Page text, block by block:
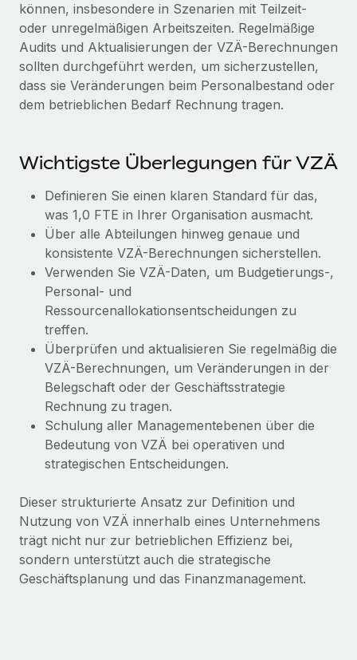
Background-Checks
Einfacheres Bewerber:innen-Screening
Compliance Watchtower
Lückenlose Compliance
Geräten
Gründung von Niederlassungen
Schnelle, rechtssichere Gründung von
Niederlassungen
Mobilität und Relocation
Mühelose Relocation von Mitarbeiter:innen
Benefits
Mühelose Verwaltung von Benefits
FALLSTUDIEN
So hat der KI-Vorreiter Weaviate sein Team mit
Remote um 120 % vergrößert
Weaviate auf einen Blick Weaviate entwickelt KI-basierte
Revolution des Enterprise Contractor
Managements – die Erfolgsgeschichte einer
globalen Content-Agentur mit Remote
Auf einen Blick Erfahre mehr über die unglaubliche
Transformation einer weltweit erfolgreichen...
Mehr erfahren
Hol dir Unterstützung
Alle Ressourcen anzeigen
BLOG
Steuern
Den Blog erkunden
BLOG
Neues zu Remote-Produkten: Integration mit
Gusto und Zero und Contractor Management
Plus
Auch im neuen Jahr wollen wir bei Remote Unternehmen
aller Größen dabei unterstützen, die beste...
Mehr erfahren
Wie Phiture 55 Mitarbeiter:innen in 19 Ländern
mit Remote verwaltet
Phiture ist der unumstrittene Marktführer im Bereich der
Wachstumsberatung für mobile Apps. Das...
können, insbesondere in Szenarien mit Teilzeit-
oder unregelmäßigen Arbeitszeiten. Regelmäßige
Audits und Aktualisierungen der VZÄ-Berechnungen
sollten durchgeführt werden, um sicherzustellen,
dass sie Veränderungen beim Personalbestand oder
dem betrieblichen Bedarf Rechnung tragen.
Wichtigste Überlegungen für VZÄ
Definieren Sie einen klaren Standard für das,
was 1,0 FTE in Ihrer Organisation ausmacht.
Über alle Abteilungen hinweg genaue und
konsistente VZÄ-Berechnungen sicherstellen.
Verwenden Sie VZÄ-Daten, um Budgetierungs-,
Personal- und
Ressourcenallokationsentscheidungen zu
treffen.
Überprüfen und aktualisieren Sie regelmäßig die
VZÄ-Berechnungen, um Veränderungen in der
Belegschaft oder der Geschäftsstrategie
Rechnung zu tragen.
Schulung aller Managementebenen über die
Bedeutung von VZÄ bei operativen und
strategischen Entscheidungen.
Dieser strukturierte Ansatz zur Definition und
Nutzung von VZÄ innerhalb eines Unternehmens
trägt nicht nur zur betrieblichen Effizienz bei,
sondern unterstützt auch die strategische
Geschäftsplanung und das Finanzmanagement.